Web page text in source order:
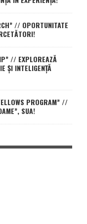
// OPORTUNITATE
// EXPLOREAZĂ
ȘI INTELIGENȚĂ
PROGRAM” //
SUA!